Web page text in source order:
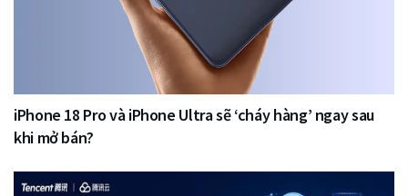
iPhone 18 Pro và iPhone Ultra sẽ ‘cháy hàng’ ngay sau
khi mở bán?